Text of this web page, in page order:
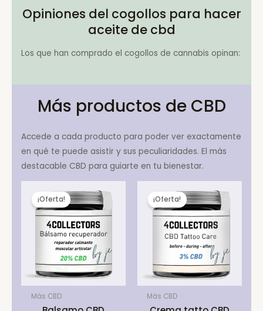
Opiniones del cogollos para hacer
aceite de cbd
Los que han comprado el cogollos de cannabis opinan:
Más productos de CBD
Accede a cada producto para poder ver exactamente
en qué te puede asistir y sus peculiaridades. El más
destacable CBD para guiarte en tu bienestar.
¡Oferta!
Más CBD
¡Oferta!
Más CBD